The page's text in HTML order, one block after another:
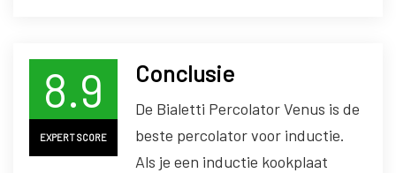
8.9
EXPERT SCORE
Conclusie
De Bialetti Percolator Venus is de
beste percolator voor inductie.
Als je een inductie kookplaat